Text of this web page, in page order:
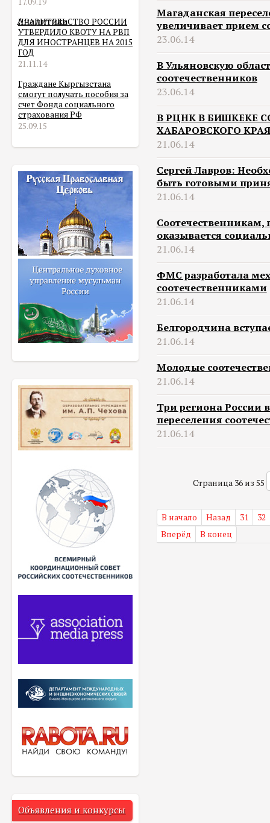
Аналитика
ПРАВИТЕЛЬСТВО РОССИИ
УТВЕРДИЛО КВОТУ НА РВП
ДЛЯ ИНОСТРАНЦЕВ НА 2015
ГОД
21.11.14
Граждане Кыргызстана
смогут получать пособия за
счет Фонда социального
страхования РФ
25.09.15
Объявления и конкурсы
Магаданская
увеличивает прием
23.06.14
В Ульяновскую
соотечественников
23.06.14
В РЦНК В БИШКЕКЕ
ХАБАРОВСКОГО КРАЯ
21.06.14
Сергей Лавров:
быть готовыми
21.06.14
оказывается
21.06.14
ФМС разработала
соотечественниками
21.06.14
Белгородчина
21.06.14
Молодые
21.06.14
Три региона России
переселения
21.06.14
Страница 36 из 55
В начало Назад 31
32
Вперёд
В конец